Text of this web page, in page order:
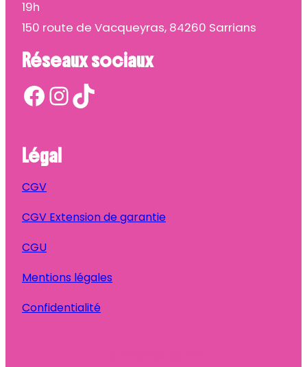
19h
150 route de Vacqueyras, 84260 Sarrians
Réseaux sociaux
Facebook InstagramTikTok
Légal
CGV
CGV Extension de garantie
CGU
Mentions légales
Confidentialité